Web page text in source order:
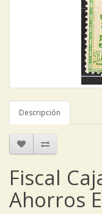
Descripción
Fiscal
Ahorros